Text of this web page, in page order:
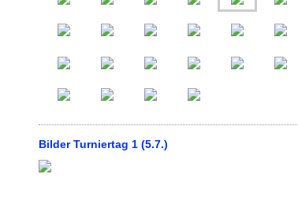
Bilder Turniertag 1 (5.7.)